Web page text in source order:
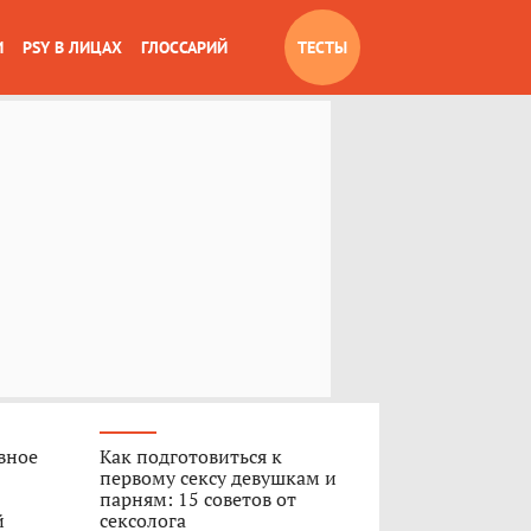
PSY В ЛИЦАХ ГЛОССАРИЙ ТЕСТЫ
Как подготовиться к
первому сексу девушкам и
парням: 15 советов от
сексолога